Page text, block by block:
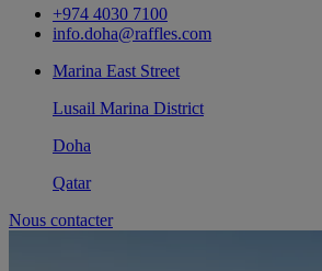
+974 4030 7100
info.doha@raffles.com
Marina East Street
Lusail Marina District
Doha
Qatar
Nous contacter